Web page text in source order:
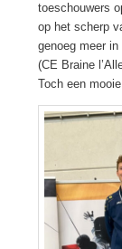
toeschouwers
op het scherp
genoeg meer
(CE Braine
Toch een